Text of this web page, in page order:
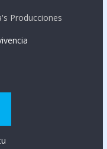
Producciones